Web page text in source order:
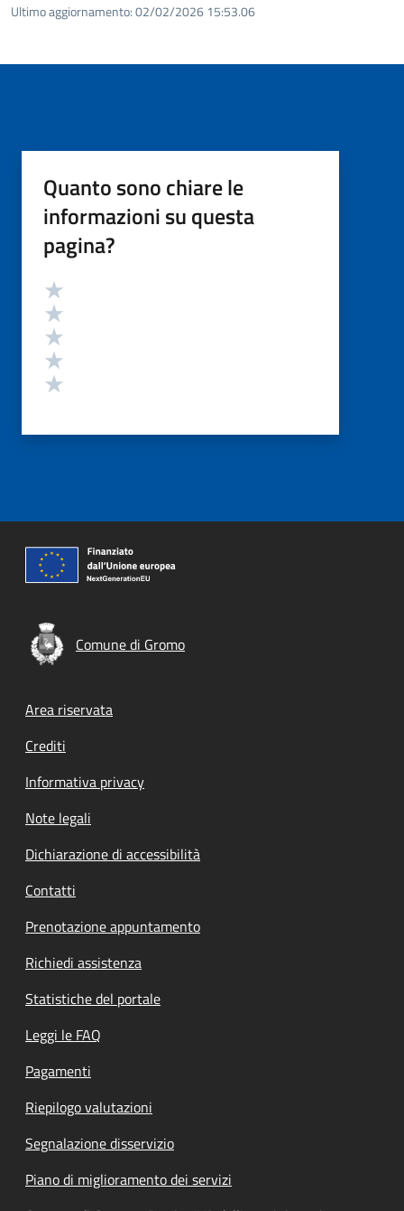
Ultimo aggiornamento:02/02/2026 15:53.06
Quanto sono chiare le
informazioni su questa
pagina?
Valutazione
Comune di Gromo
Footer menu
Area riservata
Crediti
Informativa privacy
Note legali
Dichiarazione di accessibilità
Contatti
Prenotazione appuntamento
Richiedi assistenza
Statistiche del portale
Leggi le FAQ
Pagamenti
Riepilogo valutazioni
Segnalazione disservizio
Piano di miglioramento dei servizi